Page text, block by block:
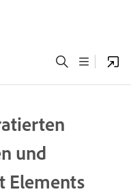
und
Elements